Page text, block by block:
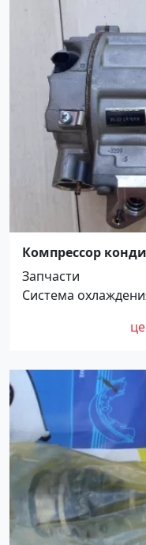
Компрессор
Class W204 2007
Запчасти
Система